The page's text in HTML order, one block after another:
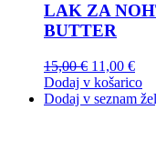
LAK ZA
BUTTER
15,00€ 11,00 €
Dodaj v košarico
Dodaj v seznam